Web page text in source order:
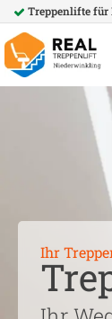
Treppenlifte für
Ihr